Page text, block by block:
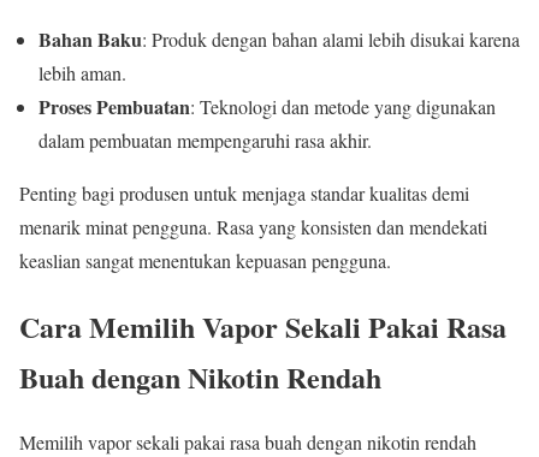
Bahan Baku: Produk dengan bahan alami lebih disukai karena
lebih aman.
Proses Pembuatan: Teknologi dan metode yang digunakan
dalam pembuatan mempengaruhi rasa akhir.
Penting bagi produsen untuk menjaga standar kualitas demi
menarik minat pengguna. Rasa yang konsisten dan mendekati
keaslian sangat menentukan kepuasan pengguna.
Cara Memilih Vapor Sekali Pakai Rasa
Buah dengan Nikotin Rendah
Memilih vapor sekali pakai rasa buah dengan nikotin rendah